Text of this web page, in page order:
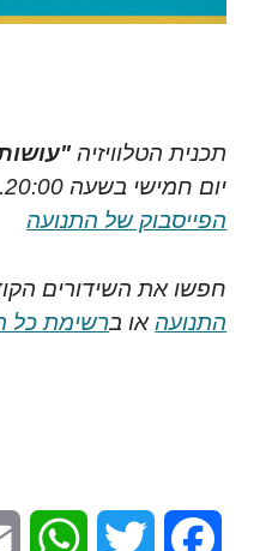
תכנית הטלוויזיה
יום חמישי בשעה 20:00. חפשו אותנו ב
הפייסבוק של התנועה
חפשו את השידורים
התנועה או ברשימת כל
Facebook
Twitter